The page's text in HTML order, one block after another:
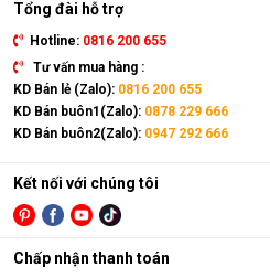
Tổng đài hỗ trợ
Hotline: 0816 200 655
Tư vấn mua hàng :
KD Bán lẻ (Zalo): 0816 200 655
KD Bán buôn1(Zalo): 0878 229 666
KD Bán buôn2(Zalo): 0947 292 666
Kết nối với chúng tôi
Chấp nhận thanh toán